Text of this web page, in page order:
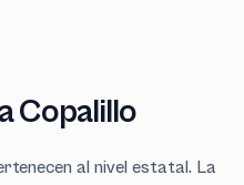
Copalillo
al nivel estatal. La